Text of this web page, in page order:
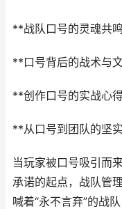
**战队口号的灵魂共
**口号背后的战术与
**创作口号的实战心
**从口号到团队的坚
当玩家被口号吸引而
承诺的起点，战队管
喊着“永不言弃”的战